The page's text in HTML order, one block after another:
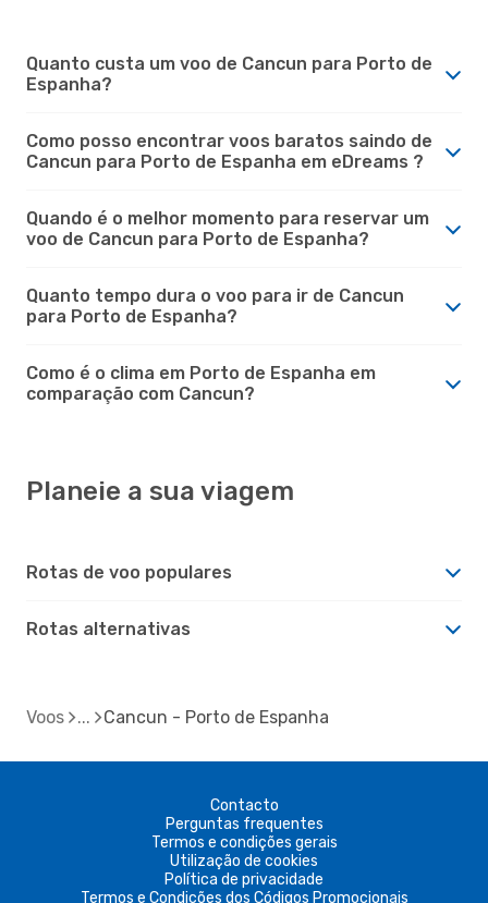
Quanto custa um voo de Cancun para Porto de
Espanha?
Como posso encontrar voos baratos saindo de
Cancun para Porto de Espanha em eDreams ?
Quando é o melhor momento para reservar um
voo de Cancun para Porto de Espanha?
Quanto tempo dura o voo para ir de Cancun
para Porto de Espanha?
Como é o clima em Porto de Espanha em
comparação com Cancun?
Planeie a sua viagem
Rotas de voo populares
Rotas alternativas
Voos Cancun - Porto de Espanha
Contacto
Perguntas frequentes
Termos e condições gerais
Utilização de cookies
Política de privacidade
Termos e Condições dos Códigos Promocionais